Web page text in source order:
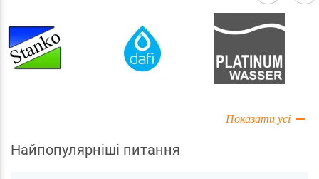
Показати усі
Найпопулярніші питання